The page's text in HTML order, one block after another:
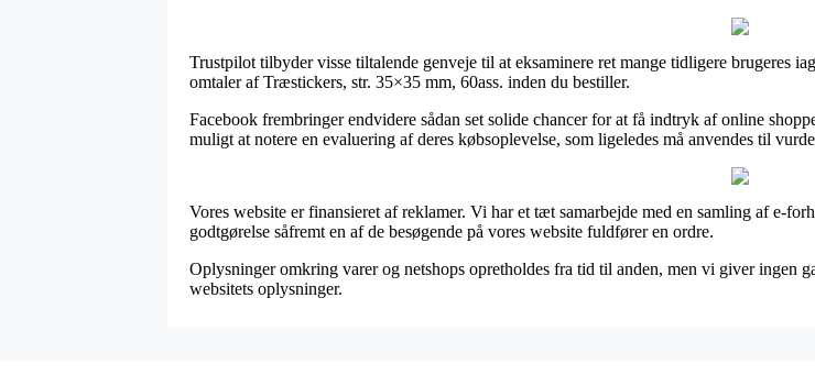
Trustpilot tilbyder visse tiltalende genveje til at eksaminere ret mange tidligere brugeres
omtaler af Træstickers, str. 35×35 mm, 60ass. inden du bestiller.
Facebook frembringer endvidere sådan set solide chancer for at få indtryk af online
muligt at notere en evaluering af deres købsoplevelse, som ligeledes må anvendes til
Vores website er finansieret af reklamer. Vi har et tæt samarbejde med en samling af e-
godtgørelse såfremt en af de besøgende på vores website fuldfører en ordre.
Oplysninger omkring varer og netshops opretholdes fra tid til anden, men vi giver ingen
websitets oplysninger.